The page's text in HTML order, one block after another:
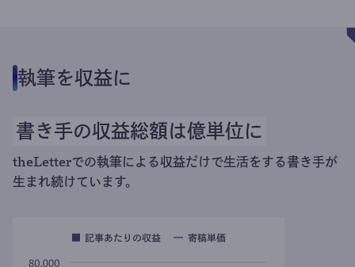
執筆を収益に
書き手の収益総額は億単位に
theLetterでの執筆による収益だけで生活をする書き手が
生まれ続けています。